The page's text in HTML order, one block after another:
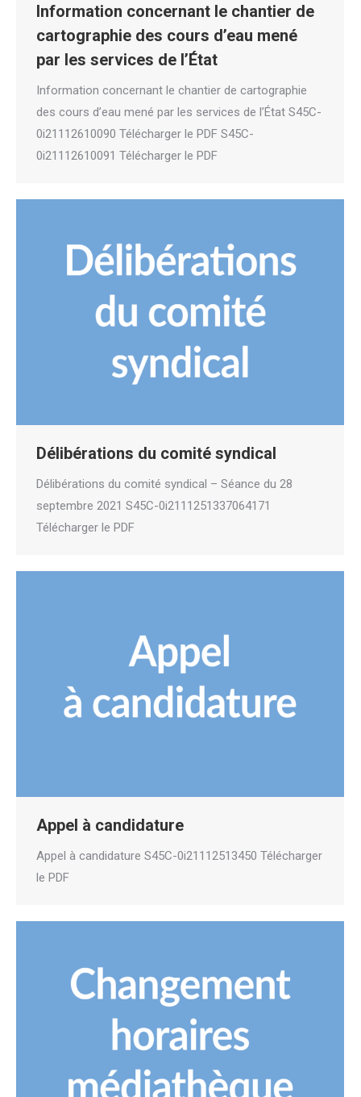
Information concernant le chantier de
cartographie des cours d’eau mené
par les services de l’État
Information concernant le chantier de cartographie
des cours d’eau mené par les services de l’État S45C-
0i21112610090 Télécharger le PDF S45C-
0i21112610091 Télécharger le PDF
Délibérations du comité syndical
Délibérations du comité syndical – Séance du 28
septembre 2021 S45C-0i2111251337064171
Télécharger le PDF
Appel à candidature
Appel à candidature S45C-0i21112513450 Télécharger
le PDF